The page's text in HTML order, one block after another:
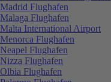
Madrid Flughafen
Malaga Flughafen
Malta International Airport
Menorca Flughafen
Neapel Flughafen
Nizza Flughafen
Olbia Flughafen